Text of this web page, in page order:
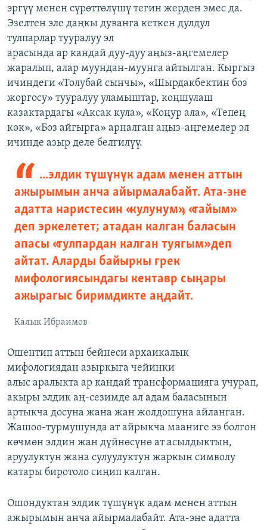
эргүү менен сүрөттөлүшү тегин жерден эмес да.
Эзелтен эле даңкы дуванга кеткен дулдул
тулпарлар тууралуу эл
арасында ар кандай дуу-дуу аңыз-аңгемелер
жаралып, алар муундан-муунга айтылган. Кыргыз
ичиндеги «Толубай сынчы», «Шырдакбектин боз
жоргосу» тууралуу уламыштар, коңшулаш
казактардагы «Аксак кула», «Коңур ала», «Тепең
көк», «Боз айгырга» арналган аңыз-аңгемелер эл
ичинде азыр деле белгилүү.
...элдик түшүнүк адам менен аттын
ажырымын анча айырмалабайт. Ата-эне
адатта наристесин «кулунум», «тайым»
деп эркелетет; атадан калган баласын
апасы «тулпардан калган туягым» деп
айтат. Аларды байыркы грек
мифологиясындагы кентавр сыңары
ажырагыс биримдикте аңдайт.
Калык Ибраимов
Ошентип аттын бейнеси архаикалык
мифологиядан азыркыга чейинки
алыс аралыкта ар кандай трансформацияга учурап,
акыры элдик аң-сезимде ал адам баласынын
артыкча досуна жана жан жолдошуна айланган.
Жашоо-турмушунда ат айрыкча мааниге ээ болгон
көчмөн элдин жан дүйнөсүнө ат асылдыктын,
аруулуктун жана сулуулуктун жаркын символу
катары биротоло сиңип калган.
Ошондуктан элдик түшүнүк адам менен аттын
ажырымын анча айырмалабайт. Ата-эне адатта